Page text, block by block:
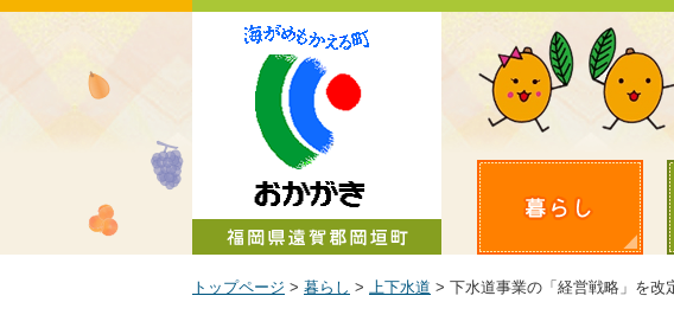
トップページ > 暮らし > 上下水道 > 下水道事業の「経営戦略」を改